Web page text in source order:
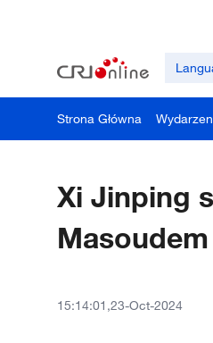
Strona Główna
Xi Jinping
15:14:01,23-Oct-2024